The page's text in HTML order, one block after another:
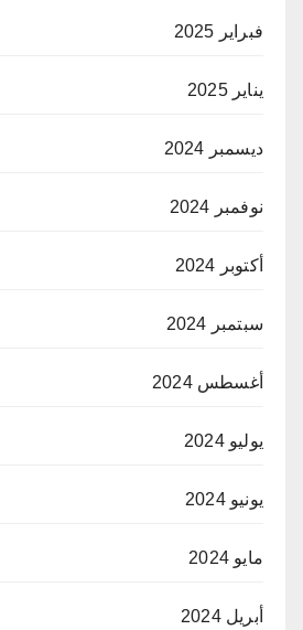
فبراير 2025
يناير 2025
ديسمبر 2024
نوفمبر 2024
أكتوبر 2024
سبتمبر 2024
أغسطس 2024
يوليو 2024
يونيو 2024
مايو 2024
أبريل 2024